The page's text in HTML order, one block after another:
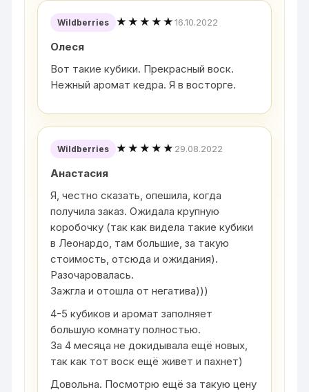
Wildberries ★★★★★16.10.2022
Олеся
Вот такие кубики. Прекрасный воск.
Нежный аромат кедра. Я в восторге.
Wildberries ★★★★★ 29.08.2022
Анастасия
Я, честно сказать, опешила, когда
получила заказ. Ожидала крупную
коробочку (так как видела такие кубики
в Леонардо, там большие, за такую
стоимость, отсюда и ожидания).
Разочаровалась.
Зажгла и отошла от негатива)))
4-5 кубиков и аромат заполняет
большую комнату полностью.
За 4 месяца не докидывала ещё новых,
так как тот воск ещё живет и пахнет)
Довольна. Посмотрю ещё за такую цену